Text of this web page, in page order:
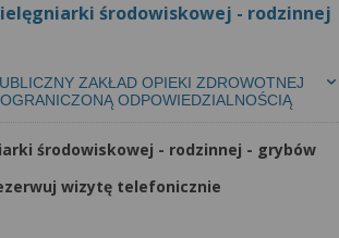
środowiskowej - rodzinnej
ZAKŁAD OPIEKI ZDROWOTNEJ
ODPOWIEDZIALNOŚCIĄ
środowiskowej - rodzinnej - grybów
wizytę telefonicznie